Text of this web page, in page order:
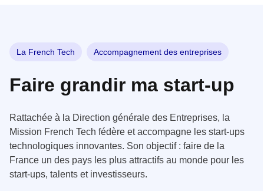
La French Tech Accompagnement des entreprises
Faire grandir ma start-up
Rattachée à la Direction générale des Entreprises, la
Mission French Tech fédère et accompagne les start-ups
technologiques innovantes. Son objectif : faire de la
France un des pays les plus attractifs au monde pour les
start-ups, talents et investisseurs.